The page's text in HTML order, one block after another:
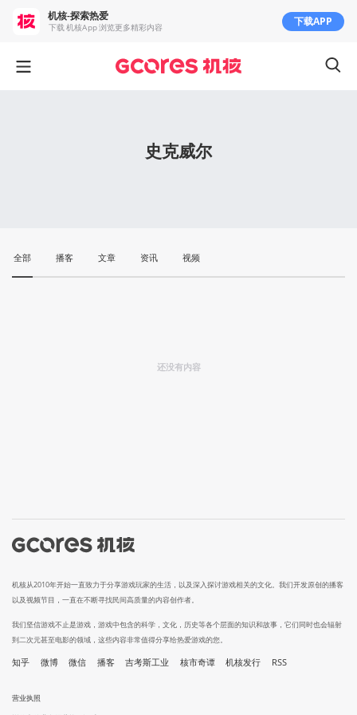
史克威尔
全部 播客 文章 资讯 视频
还没有内容
机核从2010年开始一直致力于分享游戏玩家的生活，以及深入探讨游戏相关的文化。我们开发原创的播客
以及视频节目，一直在不断寻找民间高质量的内容创作者。
我们坚信游戏不止是游戏，游戏中包含的科学，文化，历史等各个层面的知识和故事，它们同时也会辐射
到二次元甚至电影的领域，这些内容非常值得分享给热爱游戏的您。
知乎 微博 微信 播客 吉考斯工业 核市奇谭 机核发行 RSS
营业执照
机核-探索热爱
下载 机核App 浏览更多精彩内容 下载APP